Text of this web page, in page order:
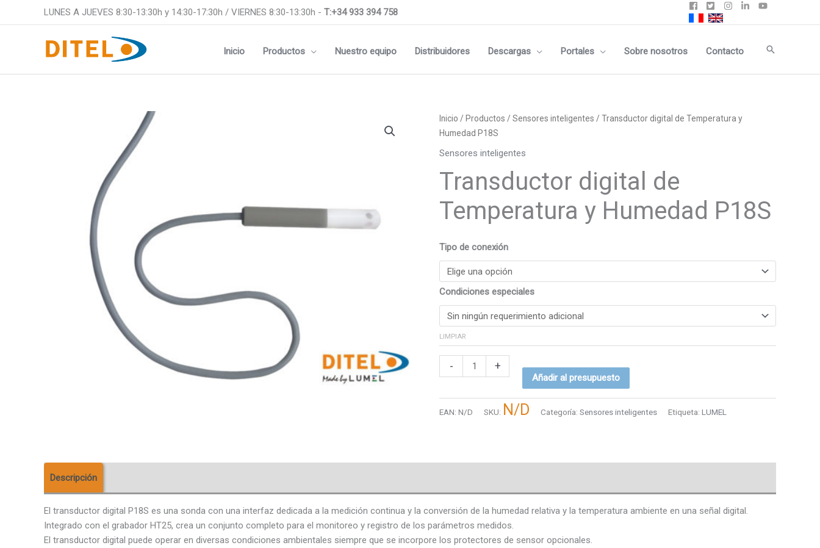
LUNES A JUEVES 8:30-13:30h y 14:30-17:30h / VIERNES 8:30-13:30h - T:+34 933 394 758
Inicio Productos Nuestro equipo Distribuidores Descargas Portales Sobre nosotros Contacto Buscar
Inicio / Productos / Sensores inteligentes / Transductor digital de Temperatura y
Humedad P18S
Sensores inteligentes
Transductor digital de
Temperatura y Humedad P18S
Tipo de conexión
Condiciones especiales
LIMPIAR
-
Transductor
digital
de
y
Humedad
P18S
cantidad
+
Añadir al presupuesto
EAN: N/D SKU: N/D Categoría: Sensores inteligentes Etiqueta: LUMEL
Descripción
El transductor digital P18S es una sonda con una interfaz dedicada a la medición continua y la conversión de la humedad relativa y la temperatura ambiente en una señal digital.
Integrado con el grabador HT25, crea un conjunto completo para el monitoreo y registro de los parámetros medidos.
El transductor digital puede operar en diversas condiciones ambientales siempre que se incorpore los protectores de sensor opcionales.